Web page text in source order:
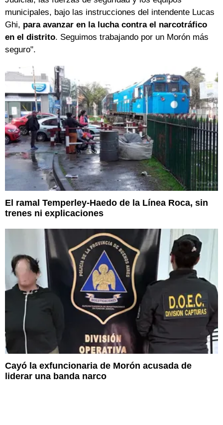
municipales, bajo las instrucciones del intendente Lucas
Ghi, para avanzar en la lucha contra el narcotráfico
en el distrito. Seguimos trabajando por un Morón más
seguro".
El ramal Temperley-Haedo de la Línea Roca, sin
trenes ni explicaciones
Cayó la exfuncionaria de Morón acusada de
liderar una banda narco